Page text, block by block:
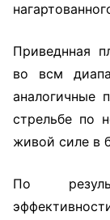
Приведнная
во всм
аналогичные
стрельбе по
живой силе в
По